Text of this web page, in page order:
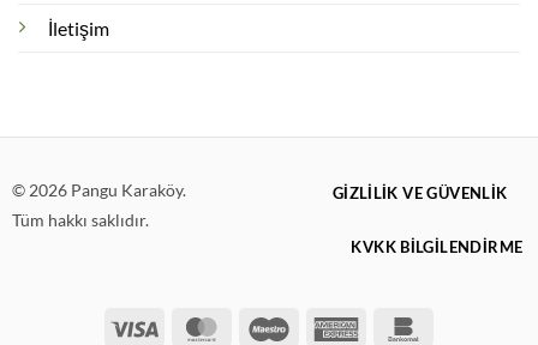
İletişim
© 2026 Pangu Karaköy.
Tüm hakkı saklıdır.
Visa MasterCardMaestro American
GIZLILIK VE GÜVENLIK
KVKK BİLGİLENDİRME